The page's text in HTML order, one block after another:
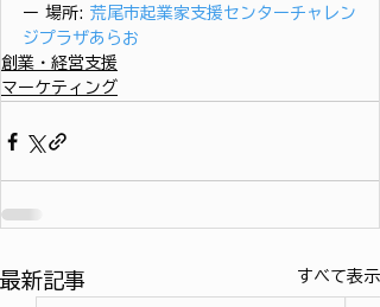
ー 場所: 荒尾市起業家支援センターチャレン
ジプラザあらお
創業・経営支援
マーケティング
最新記事 すべて表示